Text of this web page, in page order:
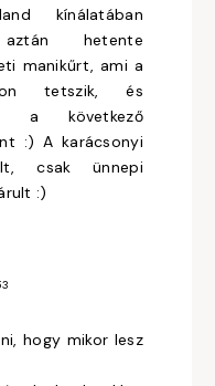
kínálatában
hetente
manikűrt, ami a
tetszik, és
a következő
:) A karácsonyi
csak ünnepi
:)
hogy mikor lesz